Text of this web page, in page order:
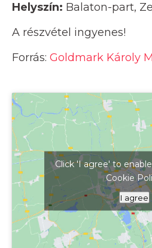
Helyszín: Balaton-part,
A részvétel ingyenes!
Forrás: Goldmark Károly
Kattints ide a térkép
Click 'I agree' to
Cookie
I agree